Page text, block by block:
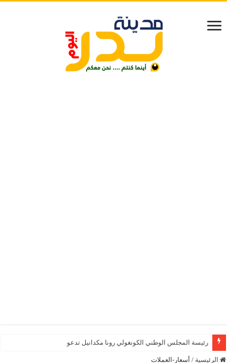
رئيسة المجلس الوطني الكونغولي رونا مكدانيل تدعو إلى التحلي
الرئيسية / أسعار-العملات